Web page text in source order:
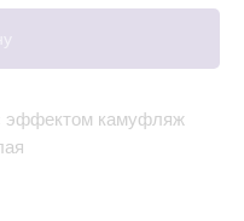
эффектом камуфляж